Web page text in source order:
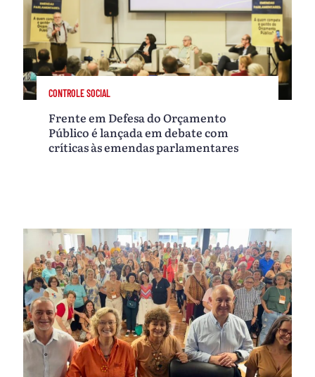
CONTROLE SOCIAL
Frente em Defesa do Orçamento
Público é lançada em debate com
críticas às emendas parlamentares